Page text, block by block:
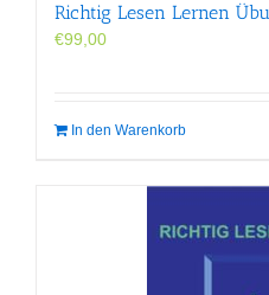
Richtig Lesen Lernen
€99,00
In den Warenkorb